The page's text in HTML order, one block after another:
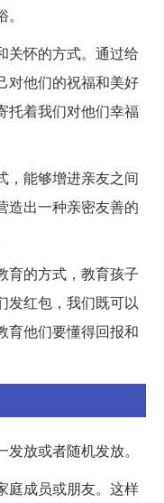
关怀的方式。通过给
对他们的祝福和美好
托着我们对他们幸福
，能够增进亲友之间
造出一种亲密友善的
育的方式，教育孩子
发红包，我们既可以
育他们要懂得回报和
放或者随机发放。
庭成员或朋友。这样